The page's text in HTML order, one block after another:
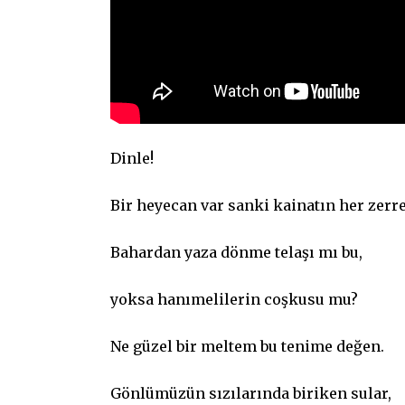
Dinle!
Bir heyecan var sanki kainatın her
Bahardan yaza dönme telaşı mı bu,
yoksa hanımelilerin coşkusu mu?
Ne güzel bir meltem bu tenime değen.
Gönlümüzün sızılarında biriken sular,